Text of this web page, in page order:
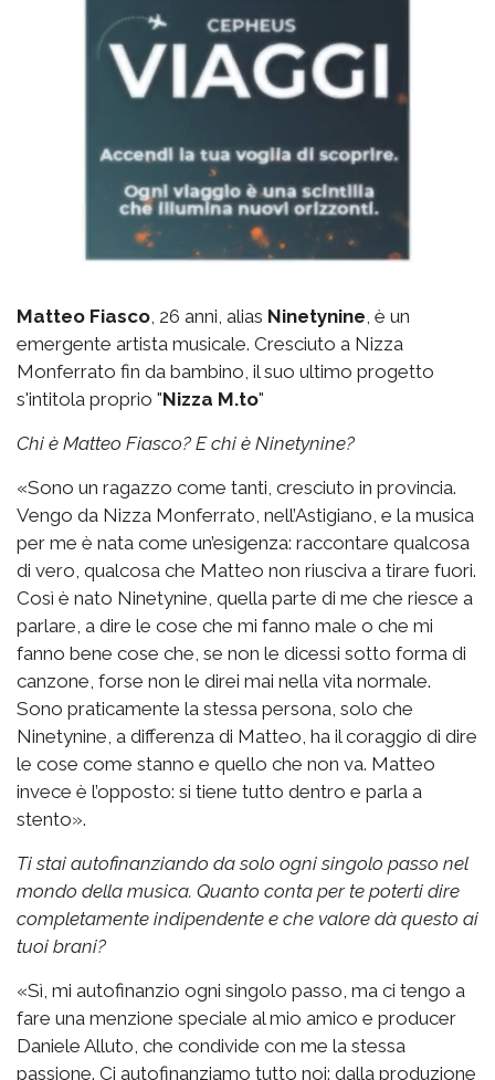
Matteo Fiasco , 26 anni, alias Ninetynine , è un
emergente artista musicale. Cresciuto a Nizza
Monferrato fin da bambino, il suo ultimo progetto
s'intitola proprio "Nizza M.to"
Chi è Matteo Fiasco? E chi è Ninetynine?
«Sono un ragazzo come tanti, cresciuto in provincia.
Vengo da Nizza Monferrato, nell’Astigiano, e la musica
per me è nata come un’esigenza: raccontare qualcosa
di vero, qualcosa che Matteo non riusciva a tirare fuori.
Così è nato Ninetynine, quella parte di me che riesce a
parlare, a dire le cose che mi fanno male o che mi
fanno bene cose che, se non le dicessi sotto forma di
canzone, forse non le direi mai nella vita normale.
Sono praticamente la stessa persona, solo che
Ninetynine, a differenza di Matteo, ha il coraggio di dire
le cose come stanno e quello che non va. Matteo
invece è l’opposto: si tiene tutto dentro e parla a
stento».
Ti stai autofinanziando da solo ogni singolo passo nel
mondo della musica. Quanto conta per te poterti dire
completamente indipendente e che valore dà questo ai
tuoi brani?
«Sì, mi autofinanzio ogni singolo passo, ma ci tengo a
fare una menzione speciale al mio amico e producer
Daniele Alluto, che condivide con me la stessa
passione. Ci autofinanziamo tutto noi: dalla produzione